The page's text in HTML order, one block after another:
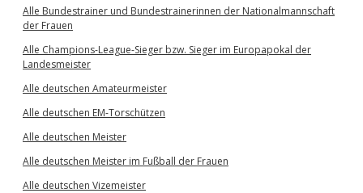
Alle Bundestrainer und Bundestrainerinnen der Nationalmannschaft
der Frauen
Alle Champions-League-Sieger bzw. Sieger im Europapokal der
Landesmeister
Alle deutschen Amateurmeister
Alle deutschen EM-Torschützen
Alle deutschen Meister
Alle deutschen Meister im Fußball der Frauen
Alle deutschen Vizemeister